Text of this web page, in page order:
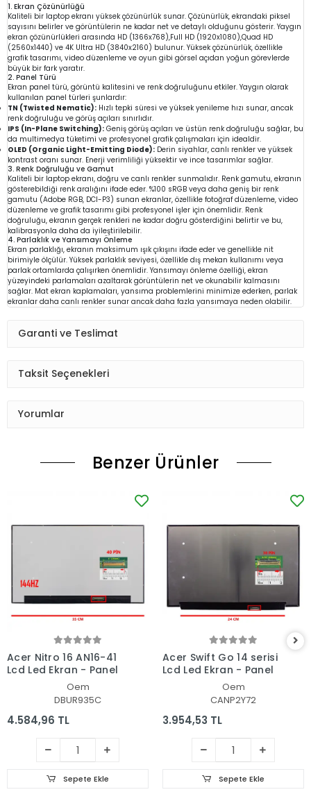
1. Ekran Çözünürlüğü
Kaliteli bir laptop ekranı yüksek çözünürlük sunar. Çözünürlük, ekrandaki piksel
sayısını belirler ve görüntülerin ne kadar net ve detaylı olduğunu gösterir. Yaygın
ekran çözünürlükleri arasında HD (1366x768),Full HD (1920x1080),Quad HD
(2560x1440) ve 4K Ultra HD (3840x2160) bulunur. Yüksek çözünürlük, özellikle
grafik tasarımı, video düzenleme ve oyun gibi görsel açıdan yoğun görevlerde
büyük bir fark yaratır.
2. Panel Türü
Ekran panel türü, görüntü kalitesini ve renk doğruluğunu etkiler. Yaygın olarak
kullanılan panel türleri şunlardır:
TN (Twisted Nematic): Hızlı tepki süresi ve yüksek yenileme hızı sunar, ancak
renk doğruluğu ve görüş açıları sınırlıdır.
IPS (In-Plane Switching): Geniş görüş açıları ve üstün renk doğruluğu sağlar, bu
da multimedya tüketimi ve profesyonel grafik çalışmaları için idealdir.
OLED (Organic Light-Emitting Diode): Derin siyahlar, canlı renkler ve yüksek
kontrast oranı sunar. Enerji verimliliği yüksektir ve ince tasarımlar sağlar.
3. Renk Doğruluğu ve Gamut
Kaliteli bir laptop ekranı, doğru ve canlı renkler sunmalıdır. Renk gamutu, ekranın
gösterebildiği renk aralığını ifade eder. %100 sRGB veya daha geniş bir renk
gamutu (Adobe RGB, DCI-P3) sunan ekranlar, özellikle fotoğraf düzenleme, video
düzenleme ve grafik tasarımı gibi profesyonel işler için önemlidir. Renk
doğruluğu, ekranın gerçek renkleri ne kadar doğru gösterdiğini belirtir ve bu,
kalibrasyonla daha da iyileştirilebilir.
4. Parlaklık ve Yansımayı Önleme
Ekran parlaklığı, ekranın maksimum ışık çıkışını ifade eder ve genellikle nit
birimiyle ölçülür. Yüksek parlaklık seviyesi, özellikle dış mekan kullanımı veya
parlak ortamlarda çalışırken önemlidir. Yansımayı önleme özelliği, ekran
yüzeyindeki parlamaları azaltarak görüntülerin net ve okunabilir kalmasını
sağlar. Mat ekran kaplamaları, yansıma problemlerini minimize ederken, parlak
ekranlar daha canlı renkler sunar ancak daha fazla yansımaya neden olabilir.
Garanti ve Teslimat
Taksit Seçenekleri
Yorumlar
Benzer Ürünler
Acer Nitro 16 AN16-41
Lcd Led Ekran - Panel
Oem
DBUR935C
4.584,96 TL
Sepete Ekle
Acer Swift Go 14 serisi
Lcd Led Ekran - Panel
Oem
CANP2Y72
3.954,53 TL
Sepete Ekle